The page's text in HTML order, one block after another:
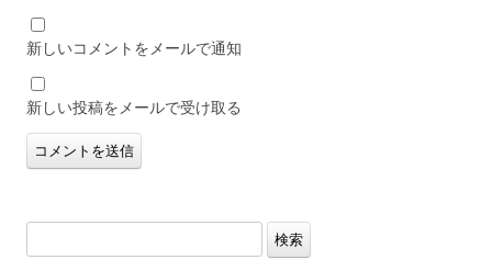
新しいコメントをメールで通知
新しい投稿をメールで受け取る
索: